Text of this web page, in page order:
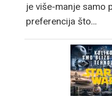
je više-manje samo
preferencija što…